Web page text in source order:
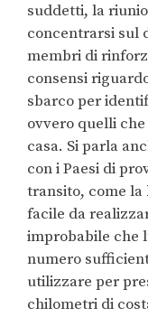
suddetti, la
concentrarsi sul
membri di
consensi
sbarco per
ovvero quelli
casa. Si parla
con i Paesi di
transito, come la
facile da
improbabile che
numero
utilizzare per
chilometri di